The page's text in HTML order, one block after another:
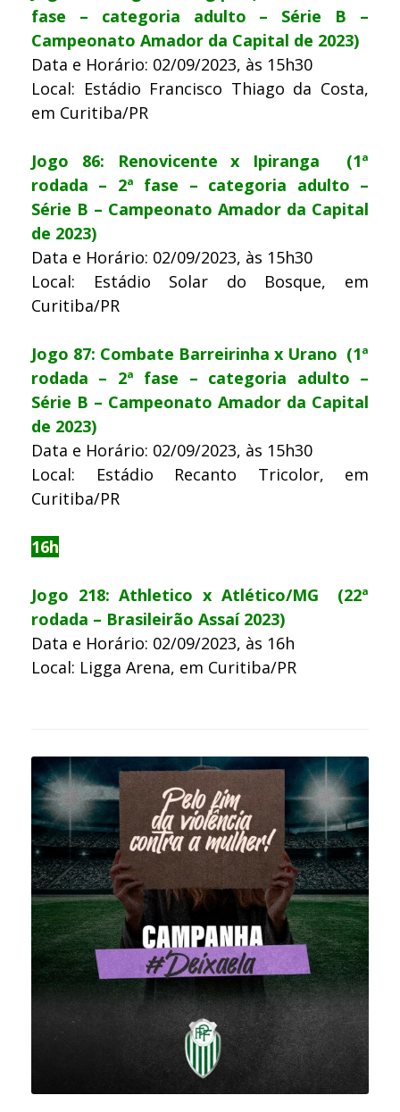
fase – categoria adulto – Série B –
Campeonato Amador da Capital de 2023)
Data e Horário: 02/09/2023, às 15h30
Local: Estádio Francisco Thiago da Costa,
em Curitiba/PR
Jogo 86: Renovicente x Ipiranga (1ª
rodada – 2ª fase – categoria adulto –
Série B – Campeonato Amador da Capital
de 2023)
Data e Horário: 02/09/2023, às 15h30
Local: Estádio Solar do Bosque, em
Curitiba/PR
Jogo 87: Combate Barreirinha x Urano (1ª
rodada – 2ª fase – categoria adulto –
Série B – Campeonato Amador da Capital
de 2023)
Data e Horário: 02/09/2023, às 15h30
Local: Estádio Recanto Tricolor, em
Curitiba/PR
16h
Jogo 218: Athletico x Atlético/MG (22ª
rodada – Brasileirão Assaí 2023)
Data e Horário: 02/09/2023, às 16h
Local: Ligga Arena, em Curitiba/PR